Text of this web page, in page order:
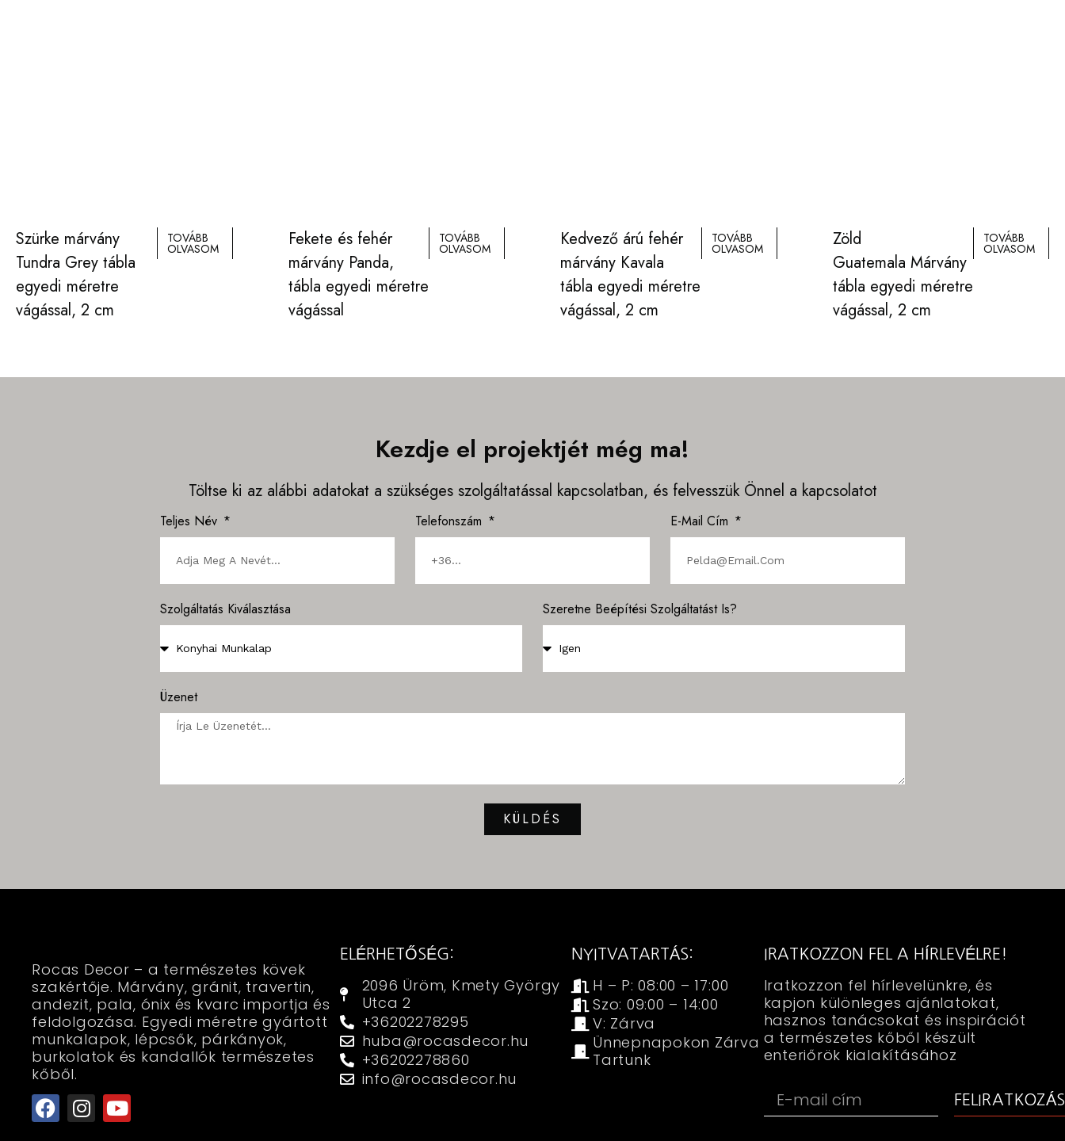
Szürke márvány
Tundra Grey tábla
egyedi méretre
vágással, 2 cm
TOVÁBB
OLVASOM
Fekete és fehér
márvány Panda,
tábla egyedi méretre
vágással
TOVÁBB
OLVASOM
Kedvező árú fehér
márvány Kavala
tábla egyedi méretre
vágással, 2 cm
TOVÁBB
OLVASOM
Zöld
Guatemala Márvány
tábla egyedi méretre
vágással, 2 cm
TOVÁBB
OLVASOM
Kezdje el projektjét még ma!
Töltse ki az alábbi adatokat a szükséges szolgáltatással kapcsolatban, és felvesszük Önnel a kapcsolatot
Teljes Név Telefonszám E-Mail Cím
Szolgáltatás Kiválasztása Szeretne Beépítési Szolgáltatást Is?
Üzenet
KÜLDÉS
Rocas Decor – a természetes kövek
szakértője. Márvány, gránit, travertin,
andezit, pala, ónix és kvarc importja és
feldolgozása. Egyedi méretre gyártott
munkalapok, lépcsők, párkányok,
burkolatok és kandallók természetes
kőből.
ELÉRHETŐSÉG:
2096 Üröm, Kmety György
Utca 2
+36202278295
huba@rocasdecor.hu
+36202278860
info@rocasdecor.hu
NYITVATARTÁS:
H – P: 08:00 – 17:00
Szo: 09:00 – 14:00
V: Zárva
Ünnepnapokon Zárva
Tartunk
IRATKOZZON FEL A HÍRLEVÉLRE!
Iratkozzon fel hírlevelünkre, és
kapjon különleges ajánlatokat,
hasznos tanácsokat és inspirációt
a természetes kőből készült
enteriőrök kialakításához
FELIRATKOZÁS